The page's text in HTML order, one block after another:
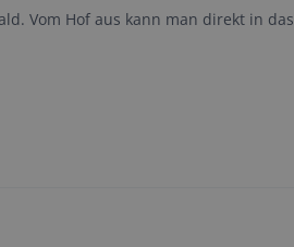
Vom Hof aus kann man direkt in das